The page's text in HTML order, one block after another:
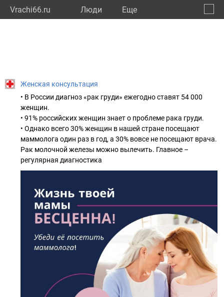
Vrachi66.ru Люди Eще
Женская консультация
• В России диагноз «рак груди» ежегодно ставят 54 000
женщин.
• 91% российских женщин знает о проблеме рака груди.
• Однако всего 30% женщин в нашей стране посещают
маммолога один раз в год, а 30% вовсе не посещают врача.
Рак молочной железы можно вылечить. Главное –
регулярная диагностика